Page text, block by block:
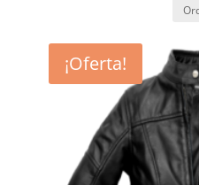
¡Oferta!